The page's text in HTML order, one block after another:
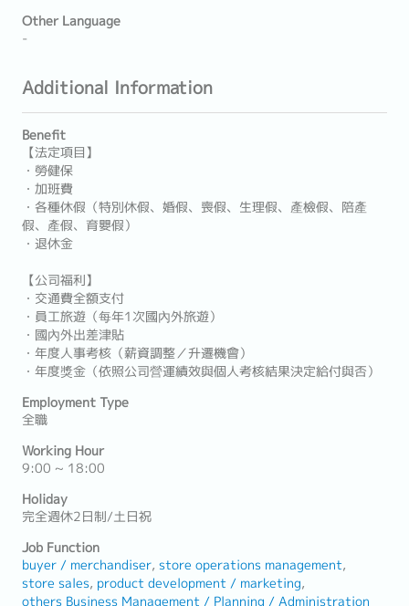
Other Language
-
Additional Information
Benefit
【法定項目】
・勞健保
・加班費
・各種休假（特別休假、婚假、喪假、生理假、產檢假、陪產
假、產假、育嬰假）
・退休金
【公司福利】
・交通費全額支付
・員工旅遊（每年1次國內外旅遊）
・國內外出差津貼
・年度人事考核（薪資調整／升遷機會）
・年度獎金（依照公司營運績效與個人考核結果決定給付與否）
Employment Type
全職
Working Hour
9:00 ~ 18:00
Holiday
完全週休2日制/土日祝
Job Function
buyer / merchandiser store operations management
store sales product development / marketing
others Business Management / Planning / Administration